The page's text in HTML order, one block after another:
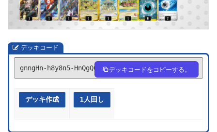
デッキコード
gnngHn-h8y8n5-HnQgQQ デッキコードをコピーする。
デッキ作成 1人回し